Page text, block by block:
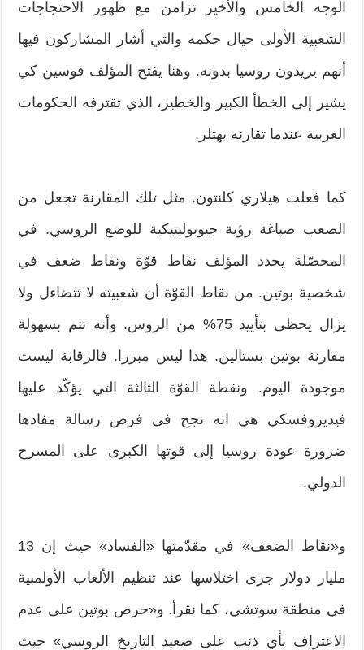
الوجه الخامس والأخير تزامن مع ظهور الاحتجاجات
الشعبية الأولى حيال حكمه والتي أشار المشاركون فيها
أنهم يريدون روسيا بدونه. وهنا يفتح المؤلف قوسين كي
يشير إلى الخطأ الكبير والخطير، الذي تقترفه الحكومات
الغربية عندما تقارنه بهتلر.
كما فعلت هيلاري كلنتون. مثل تلك المقارنة تجعل من
الصعب صياغة رؤية جيوبوليتيكية للوضع الروسي. في
المحصّلة يحدد المؤلف نقاط قوّة ونقاط ضعف في
شخصية بوتين. من نقاط القوّة أن شعبيته لا تتضاءل ولا
يزال يحظى بتأييد 75% من الروس. وأنه تتم بسهولة
مقارنة بوتين بستالين. هذا ليس مبررا. فالرقابة ليست
موجودة اليوم. ونقطة القوّة الثالثة التي يؤكّد عليها
فيديروفسكي هي انه نجح في فرض رسالة مفادها
ضرورة عودة روسيا إلى قوتها الكبرى على المسرح
الدولي.
و«نقاط الضعف» في مقدّمتها «الفساد» حيث إن 13
مليار دولار جرى اختلاسها عند تنظيم الألعاب الأولمبية
في منطقة سوتشي، كما نقرأ. و«حرص بوتين على عدم
الاعتراف بأي ذنب على صعيد التاريخ الروسي» حيث